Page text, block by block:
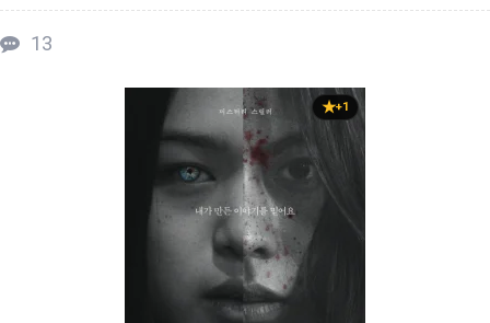
13
+1